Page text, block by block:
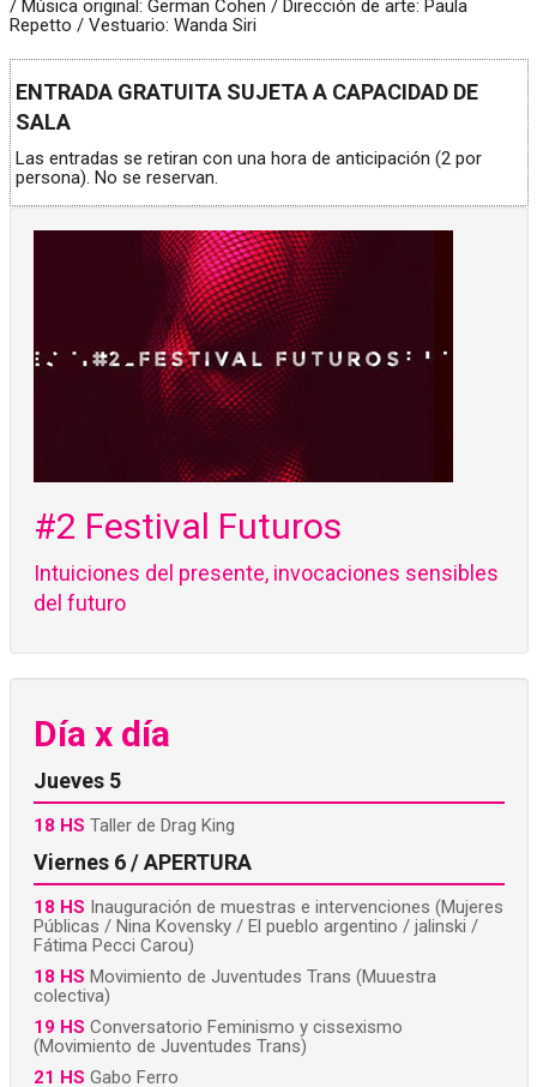
/ Música original: German Cohen / Dirección de arte: Paula
Repetto / Vestuario: Wanda Siri
ENTRADA GRATUITA SUJETA A CAPACIDAD DE
SALA
Las entradas se retiran con una hora de anticipación (2 por
persona). No se reservan.
#2 Festival Futuros
Intuiciones del presente, invocaciones sensibles
del futuro
Día x día
Jueves 5
18 HS Taller de Drag King
Viernes 6 / APERTURA
18 HS Inauguración de muestras e intervenciones (Mujeres
Públicas / Nina Kovensky / El pueblo argentino / jalinski /
Fátima Pecci Carou)
18 HS Movimiento de Juventudes Trans (Muuestra
colectiva)
19 HS Conversatorio Feminismo y cissexismo
(Movimiento de Juventudes Trans)
21 HS Gabo Ferro